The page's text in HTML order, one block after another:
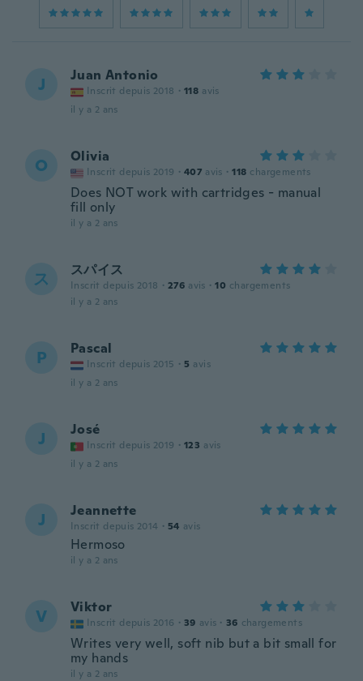
J Juan Antonio
Inscrit depuis 2018 · 118 avis
il y a 2 ans
O Olivia
Inscrit depuis 2019 · 407 avis · 118 chargements
Does NOT work with cartridges - manual
fill only
il y a 2 ans
ス スパイス
Inscrit depuis 2018 · 276 avis · 10 chargements
il y a 2 ans
P Pascal
Inscrit depuis 2015 · 5 avis
il y a 2 ans
J José
Inscrit depuis 2019 · 123 avis
il y a 2 ans
J Jeannette
Inscrit depuis 2014 · 54 avis
Hermoso
il y a 2 ans
V Viktor
Inscrit depuis 2016 · 39 avis · 36 chargements
Writes very well, soft nib but a bit small for
my hands
il y a 2 ans